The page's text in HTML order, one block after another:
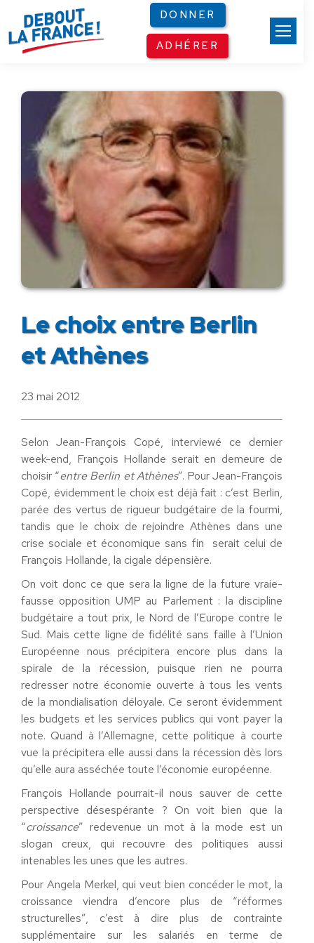
DONNER
ADHÉRER
Le choix entre Berlin
et Athènes
23 mai 2012
Selon Jean-François Copé, interviewé ce dernier
week-end, François Hollande serait en demeure de
choisir “entre Berlin et Athènes”. Pour Jean-François
Copé, évidemment le choix est déjà fait : c’est Berlin,
parée des vertus de rigueur budgétaire de la fourmi,
tandis que le choix de rejoindre Athènes dans une
crise sociale et économique sans fin serait celui de
François Hollande, la cigale dépensière.
On voit donc ce que sera la ligne de la future vraie-
fausse opposition UMP au Parlement : la discipline
budgétaire a tout prix, le Nord de l’Europe contre le
Sud. Mais cette ligne de fidélité sans faille à l’Union
Européenne nous précipitera encore plus dans la
spirale de la récession, puisque rien ne pourra
redresser notre économie ouverte à tous les vents
de la mondialisation déloyale. Ce seront évidemment
les budgets et les services publics qui vont payer la
note. Quand à l’Allemagne, cette politique à courte
vue la précipitera elle aussi dans la récession dès lors
qu’elle aura asséchée toute l’économie européenne.
François Hollande pourrait-il nous sauver de cette
perspective désespérante ? On voit bien que la
“croissance” redevenue un mot à la mode est un
slogan creux, qui recouvre des politiques aussi
intenables les unes que les autres.
Pour Angela Merkel, qui veut bien concéder le mot, la
croissance viendra d’encore plus de “réformes
structurelles”, c’est à dire plus de contrainte
supplémentaire sur les salariés en terme de
Panneau de gestion des cookies